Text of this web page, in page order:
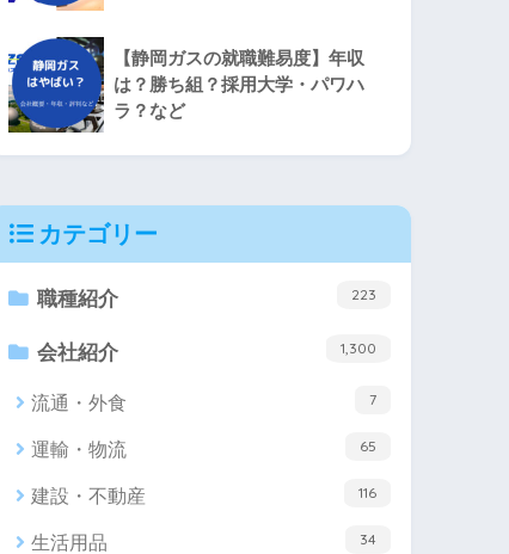
【静岡ガスの就職難易度】年収
は？勝ち組？採用大学・パワハ
ラ？など
カテゴリー
職種紹介 223
会社紹介 1,300
流通・外食 7
運輸・物流 65
建設・不動産 116
生活用品 34